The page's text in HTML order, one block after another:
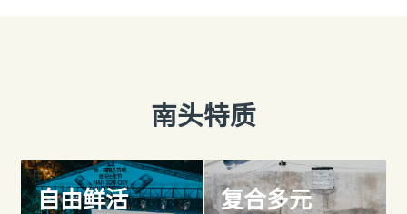
南头特质
自由鲜活 复合多元